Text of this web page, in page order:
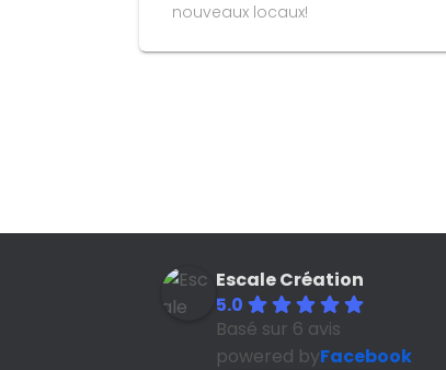
nouveaux locaux!
Escale Création
5.0
Basé sur 6 avis
powered byFacebook